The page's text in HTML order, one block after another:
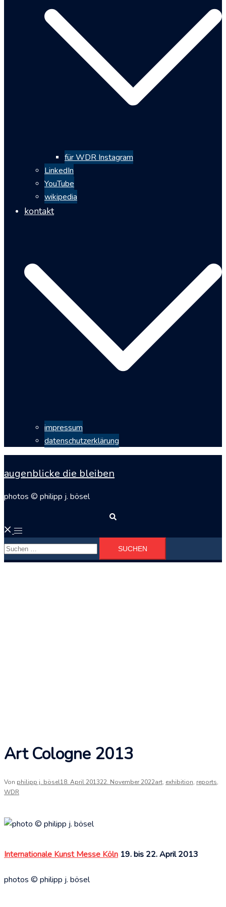
für WDR Instagram
LinkedIn
YouTube
wikipedia
kontakt
impressum
datenschutzerklärung
augenblicke die bleiben
photos © philipp j. bösel
Menü
umschalten
Suchen
nach:
Art Cologne 2013
Von philipp j. bösel18. April 201322. November 2022art, exhibition, reports,
WDR
Internationale Kunst Messe Köln 19. bis 22. April 2013
photos © philipp j. bösel